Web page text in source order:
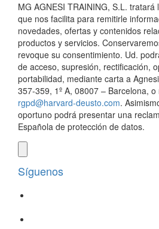
MG AGNESI TRAINING, S.L.
que nos facilita para remitirle
novedades, ofertas y contenidos
productos y servicios.
revoque su consentimiento. Ud.
de acceso, supresión, rectificación,
portabilidad, mediante carta a
357-359, 1º A, 08007 – Barcelona,
rgpd@harvard-deusto.com.
oportuno podrá presentar una
Española de protección de datos.
Síguenos